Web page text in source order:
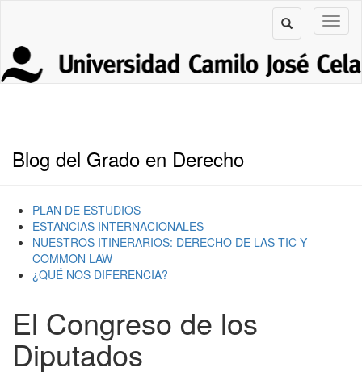
Blog del Grado en Derecho
PLAN DE ESTUDIOS
ESTANCIAS INTERNACIONALES
NUESTROS ITINERARIOS: DERECHO DE LAS TIC Y
COMMON LAW
¿QUÉ NOS DIFERENCIA?
El Congreso de los
Diputados